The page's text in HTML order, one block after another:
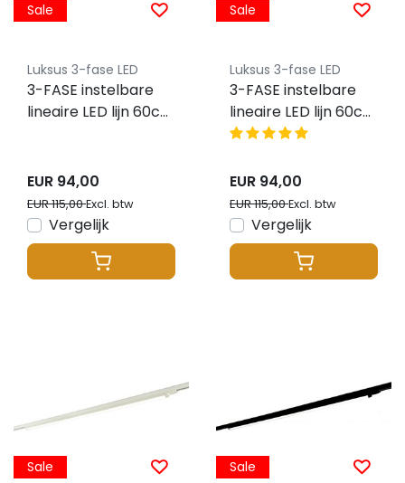
Sale
Luksus 3-fase LED
3-FASE instelbare
lineaire LED lijn 60cm
EUR 94,00
EUR 115,00Excl. btw
Vergelijk
Sale
Luksus 3-fase LED
3-FASE instelbare
lineaire LED lijn 60cm
zwart 120 graden
LINA60ZWART
EUR 94,00
EUR 115,00Excl. btw
Vergelijk
Sale Sale